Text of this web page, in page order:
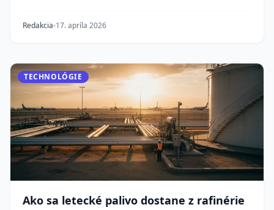
Redakcia 17. apríla 2026
TECHNOLÓGIE
Ako sa letecké palivo dostane z rafinérie